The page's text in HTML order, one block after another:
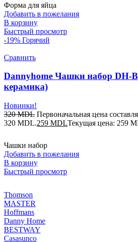
Форма для яйца
Добавить в пожелания
В корзину
Быстрый просмотр
-19% Горячий
Сравнить
Dannyhome Чашки набор DH-
керамика)
Новинки!
320MDL Первоначальная цена
320 MDL.259 MDLТекущая цена: 259
Чашки набор
Добавить в пожелания
В корзину
Быстрый просмотр
Thomson
MASTER
Hoffmans
Danny Home
BESTWAY
Casasunco